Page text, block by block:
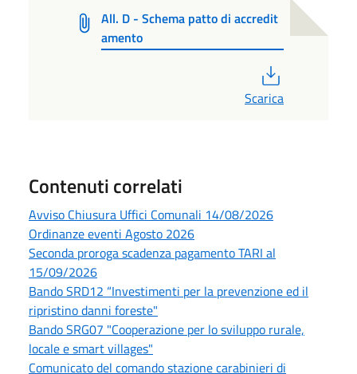
All. D - Schema patto di accredit
amento
Scarica
Contenuti correlati
Avviso Chiusura Uffici Comunali 14/08/2026
Ordinanze eventi Agosto 2026
Seconda proroga scadenza pagamento TARI al
15/09/2026
Bando SRD12 “Investimenti per la prevenzione ed il
ripristino danni foreste"
Bando SRG07 "Cooperazione per lo sviluppo rurale,
locale e smart villages"
Comunicato del comando stazione carabinieri di